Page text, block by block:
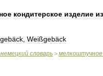
кондитерское изделие из
Weißgebäck
немецкий словарь > мелкоштучное